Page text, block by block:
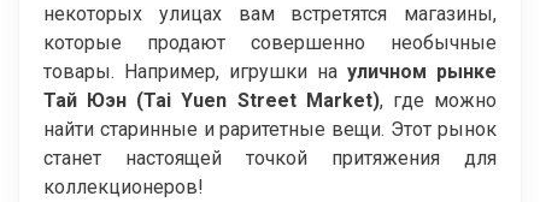
некоторых улицах вам встретятся магазины,
которые продают совершенно необычные
товары. Например, игрушки на уличном рынке
Тай Юэн (Tai Yuen Street Market), где можно
найти старинные и раритетные вещи. Этот рынок
станет настоящей точкой притяжения для
коллекционеров!